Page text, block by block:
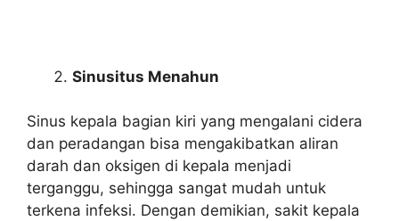
Sinusitus Menahun
Sinus kepala bagian kiri yang mengalani cidera
dan peradangan bisa mengakibatkan aliran
darah dan oksigen di kepala menjadi
terganggu, sehingga sangat mudah untuk
terkena infeksi. Dengan demikian, sakit kepala